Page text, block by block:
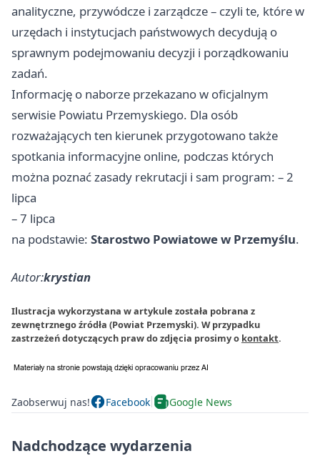
analityczne, przywódcze i zarządcze – czyli te, które w
urzędach i instytucjach państwowych decydują o
sprawnym podejmowaniu decyzji i porządkowaniu
zadań.
Informację o naborze przekazano w oficjalnym
serwisie Powiatu Przemyskiego. Dla osób
rozważających ten kierunek przygotowano także
spotkania informacyjne online, podczas których
można poznać zasady rekrutacji i sam program: – 2
lipca
– 7 lipca
na podstawie: Starostwo Powiatowe w Przemyślu.
Autor:krystian
Ilustracja wykorzystana w artykule została pobrana z
zewnętrznego źródła (Powiat Przemyski). W przypadku
zastrzeżeń dotyczących praw do zdjęcia prosimy o kontakt.
Zaobserwuj nas! Facebook Google News
Nadchodzące wydarzenia